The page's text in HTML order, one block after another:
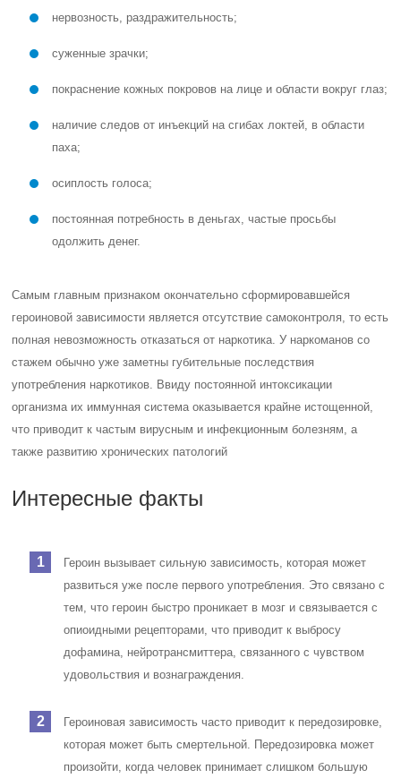
нервозность, раздражительность;
суженные зрачки;
покраснение кожных покровов на лице и области вокруг глаз;
наличие следов от инъекций на сгибах локтей, в области
паха;
осиплость голоса;
постоянная потребность в деньгах, частые просьбы
одолжить денег.
Самым главным признаком окончательно сформировавшейся
героиновой зависимости является отсутствие самоконтроля, то есть
полная невозможность отказаться от наркотика. У наркоманов со
стажем обычно уже заметны губительные последствия
употребления наркотиков. Ввиду постоянной интоксикации
организма их иммунная система оказывается крайне истощенной,
что приводит к частым вирусным и инфекционным болезням, а
также развитию хронических патологий
Интересные факты
Героин вызывает сильную зависимость, которая может
развиться уже после первого употребления. Это связано с
тем, что героин быстро проникает в мозг и связывается с
опиоидными рецепторами, что приводит к выбросу
дофамина, нейротрансмиттера, связанного с чувством
удовольствия и вознаграждения.
Героиновая зависимость часто приводит к передозировке,
которая может быть смертельной. Передозировка может
произойти, когда человек принимает слишком большую